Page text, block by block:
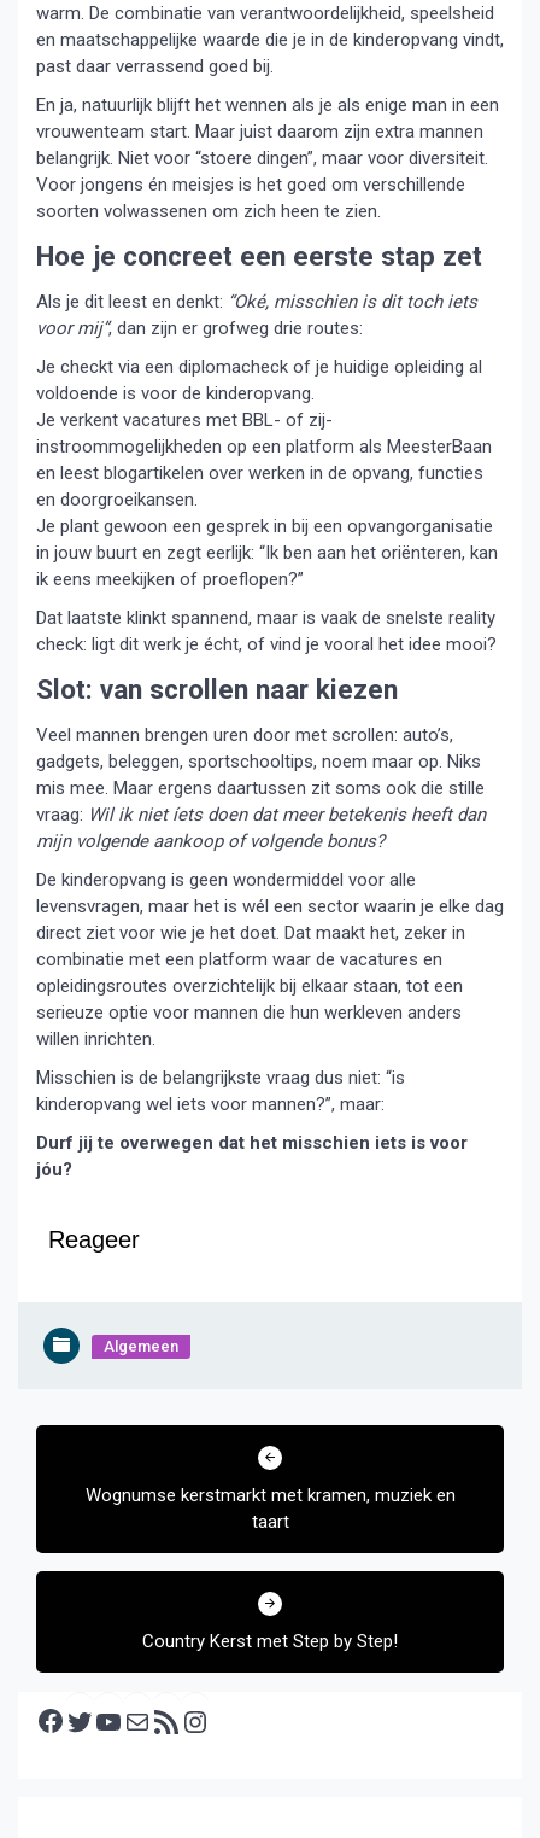
warm. De combinatie van verantwoordelijkheid, speelsheid
en maatschappelijke waarde die je in de kinderopvang vindt,
past daar verrassend goed bij.
En ja, natuurlijk blijft het wennen als je als enige man in een
vrouwenteam start. Maar juist daarom zijn extra mannen
belangrijk. Niet voor “stoere dingen”, maar voor diversiteit.
Voor jongens én meisjes is het goed om verschillende
soorten volwassenen om zich heen te zien.
Hoe je concreet een eerste stap zet
Als je dit leest en denkt: “Oké, misschien is dit toch iets
voor mij”, dan zijn er grofweg drie routes:
Je checkt via een diplomacheck of je huidige opleiding al
voldoende is voor de kinderopvang.
Je verkent vacatures met BBL- of zij-
instroommogelijkheden op een platform als MeesterBaan
en leest blogartikelen over werken in de opvang, functies
en doorgroeikansen.
Je plant gewoon een gesprek in bij een opvangorganisatie
in jouw buurt en zegt eerlijk: “Ik ben aan het oriënteren, kan
ik eens meekijken of proeflopen?”
Dat laatste klinkt spannend, maar is vaak de snelste reality
check: ligt dit werk je écht, of vind je vooral het idee mooi?
Slot: van scrollen naar kiezen
Veel mannen brengen uren door met scrollen: auto’s,
gadgets, beleggen, sportschooltips, noem maar op. Niks
mis mee. Maar ergens daartussen zit soms ook die stille
vraag: Wil ik niet íets doen dat meer betekenis heeft dan
mijn volgende aankoop of volgende bonus?
De kinderopvang is geen wondermiddel voor alle
levensvragen, maar het is wél een sector waarin je elke dag
direct ziet voor wie je het doet. Dat maakt het, zeker in
combinatie met een platform waar de vacatures en
opleidingsroutes overzichtelijk bij elkaar staan, tot een
serieuze optie voor mannen die hun werkleven anders
willen inrichten.
Misschien is de belangrijkste vraag dus niet: “is
kinderopvang wel iets voor mannen?”, maar:
Durf jij te overwegen dat het misschien iets is voor
jóu?
Reageer
Algemeen
Bericht
Wognumse kerstmarkt met kramen, muziek en
taart
Country Kerst met Step by Step!
Facebook Twitter YouTube E-mail RSS feed